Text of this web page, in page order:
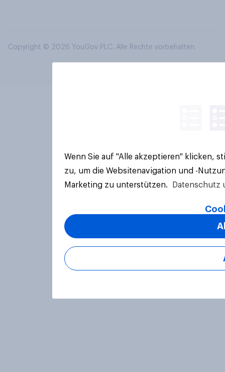
Copyright © 2026 YouGov PLC. Alle Rechte vorbehalten.
Wenn Sie auf "Alle akzeptieren" klicken,
zu, um die Websitenavigation und -
Marketing zu unterstützen.
Datenschutz